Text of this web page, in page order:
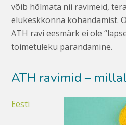
võib hõlmata nii ravimeid,
elukeskkonna kohandamist.
ATH ravi eesmärk ei ole
toimetuleku parandamine.
ATH ravimid –
Eesti